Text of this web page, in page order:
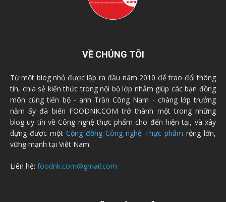
VỀ CHÚNG TÔI
Từ một blog nhỏ được lập ra đầu năm 2010 để trao đổi thông
tin, chia sẻ kiến thức trong nội bộ lớp nhằm giúp các bạn đồng
môn cùng tiến bộ - anh Trần Công Nam - chàng lớp trưởng
năm ấy đã biến FOODNK.COM trở thành một trong những
blog uy tín về Công nghệ thực phẩm cho đến hiện tại, và xây
dựng được một Cộng đồng Công nghệ Thực phẩm rộng lớn,
vững mạnh tại Việt Nam.
Liên hệ: foodnk.com@gmail.com